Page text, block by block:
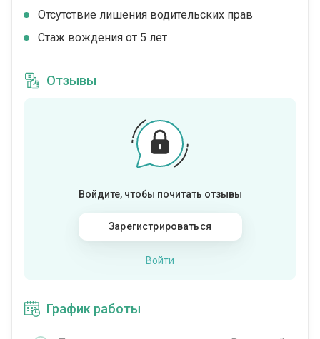
Отсутствие лишения водительских прав
Стаж вождения от 5 лет
Отзывы
Войдите, чтобы почитать отзывы
Зарегистрироваться
Войти
График работы